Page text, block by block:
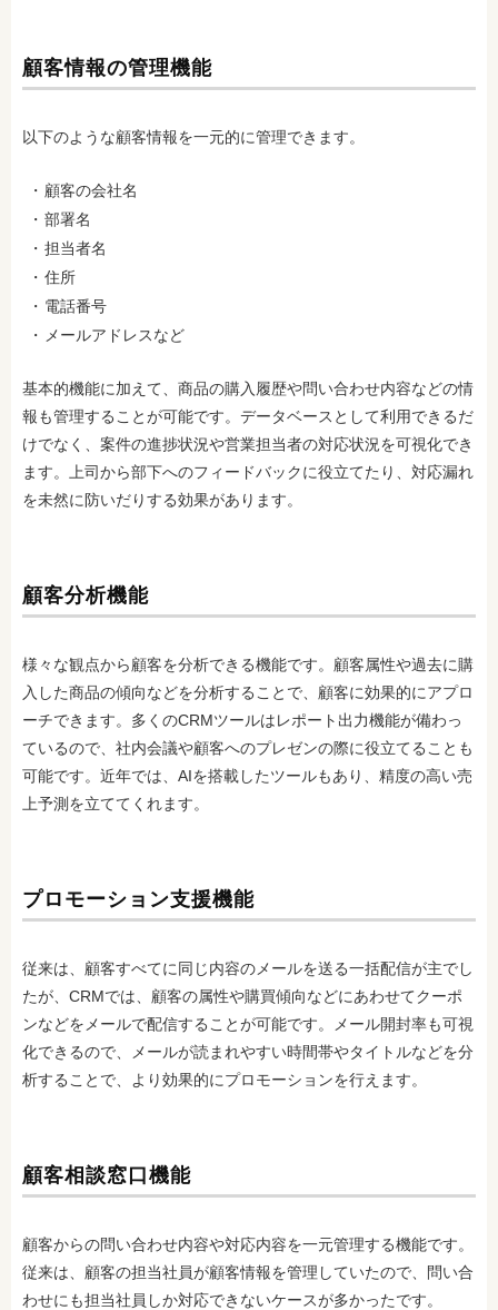
顧客情報の管理機能
以下のような顧客情報を一元的に管理できます。
顧客の会社名
部署名
担当者名
住所
電話番号
メールアドレスなど
基本的機能に加えて、商品の購入履歴や問い合わせ内容などの情
報も管理することが可能です。データベースとして利用できるだ
けでなく、案件の進捗状況や営業担当者の対応状況を可視化でき
ます。上司から部下へのフィードバックに役立てたり、対応漏れ
を未然に防いだりする効果があります。
顧客分析機能
様々な観点から顧客を分析できる機能です。顧客属性や過去に購
入した商品の傾向などを分析することで、顧客に効果的にアプロ
ーチできます。多くのCRMツールはレポート出力機能が備わっ
ているので、社内会議や顧客へのプレゼンの際に役立てることも
可能です。近年では、AIを搭載したツールもあり、精度の高い売
上予測を立ててくれます。
プロモーション支援機能
従来は、顧客すべてに同じ内容のメールを送る一括配信が主でし
たが、CRMでは、顧客の属性や購買傾向などにあわせてクーポ
ンなどをメールで配信することが可能です。メール開封率も可視
化できるので、メールが読まれやすい時間帯やタイトルなどを分
析することで、より効果的にプロモーションを行えます。
顧客相談窓口機能
顧客からの問い合わせ内容や対応内容を一元管理する機能です。
従来は、顧客の担当社員が顧客情報を管理していたので、問い合
わせにも担当社員しか対応できないケースが多かったです。